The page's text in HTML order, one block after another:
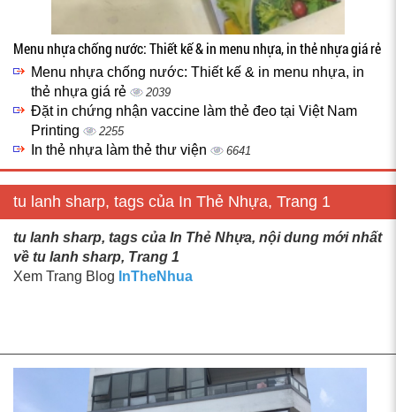
Menu nhựa chống nước: Thiết kế & in menu nhựa, in thẻ nhựa giá rẻ
Menu nhựa chống nước: Thiết kế & in menu nhựa, in
thẻ nhựa giá rẻ
2039
Đặt in chứng nhận vaccine làm thẻ đeo tại Việt Nam
Printing
2255
In thẻ nhựa làm thẻ thư viện 6641
tu lanh sharp, tags của In Thẻ Nhựa, Trang 1
tu lanh sharp, tags của In Thẻ Nhựa, nội dung mới nhất
về tu lanh sharp, Trang 1
Xem Trang Blog InTheNhua